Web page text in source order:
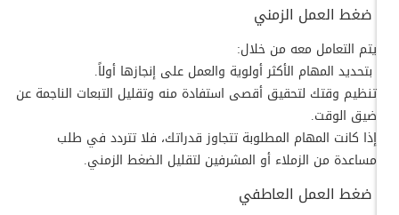
ضغط العمل الزمني
يتم التعامل معه من خلال:
بتحديد المهام الأكثر أولوية والعمل على إنجازها أولاً.
تنظيم وقتك لتحقيق أقصى استفادة منه وتقليل التبعات الناجمة عن
ضيق الوقت.
إذا كانت المهام المطلوبة تتجاوز قدراتك، فلا تتردد في طلب
مساعدة من الزملاء أو المشرفين لتقليل الضغط الزمني.
ضغط العمل العاطفي